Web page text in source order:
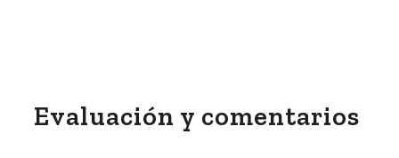
Evaluación y comentarios